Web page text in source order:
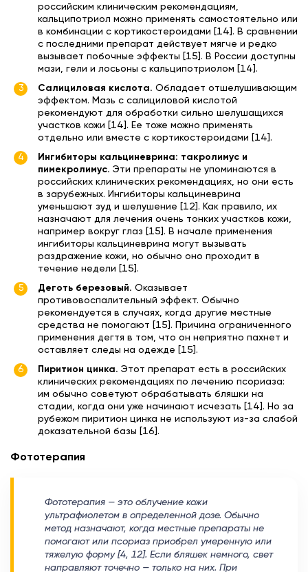
российским клиническим рекомендациям,
кальципотриол можно применять самостоятельно или
в комбинации с кортикостероидами [14]. В сравнении
с последними препарат действует мягче и редко
вызывает побочные эффекты [15]. В России доступны
мази, гели и лосьоны с кальципотриолом [14].
Салициловая кислота. Обладает отшелушивающим
эффектом. Мазь с салициловой кислотой
рекомендуют для обработки сильно шелушащихся
участков кожи [14]. Ее тоже можно применять
отдельно или вместе с кортикостероидами [14].
Ингибиторы кальциневрина: такролимус и
пимекролимус. Эти препараты не упоминаются в
российских клинических рекомендациях, но они есть
в зарубежных. Ингибиторы кальциневрина
уменьшают зуд и шелушение [12]. Как правило, их
назначают для лечения очень тонких участков кожи,
например вокруг глаз [15]. В начале применения
ингибиторы кальциневрина могут вызывать
раздражение кожи, но обычно оно проходит в
течение недели [15].
Деготь березовый. Оказывает
противовоспалительный эффект. Обычно
рекомендуется в случаях, когда другие местные
средства не помогают [15]. Причина ограниченного
применения дегтя в том, что он неприятно пахнет и
оставляет следы на одежде [15].
Пиритион цинка. Этот препарат есть в российских
клинических рекомендациях по лечению псориаза:
им обычно советуют обрабатывать бляшки на
стадии, когда они уже начинают исчезать [14]. Но за
рубежом пиритион цинка не используют из-за слабой
доказательной базы [16].
Фототерапия
Фототерапия — это облучение кожи
ультрафиолетом в определенной дозе. Обычно
метод назначают, когда местные препараты не
помогают или псориаз приобрел умеренную или
тяжелую форму [4, 12]. Если бляшек немного, свет
направляют точечно — только на них. При